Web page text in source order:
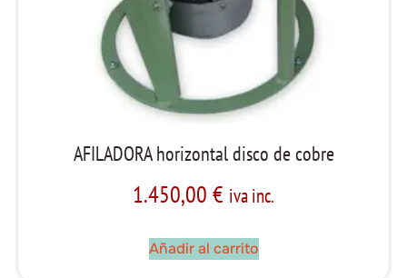
AFILADORA horizontal disco de cobre
1.450,00 € iva inc.
Añadir al carrito